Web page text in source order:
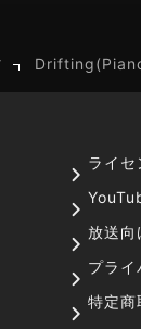
ライセ
放送向
プライ
特定商